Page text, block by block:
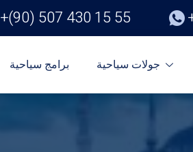
+(90) 507 430 15 55
برامج سياحية جولات سياحية